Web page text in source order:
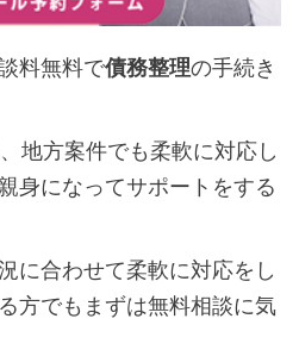
料無料で債務整理の手続き
地方案件でも柔軟に対応し
身になってサポートをする
に合わせて柔軟に対応をし
方でもまずは無料相談に気